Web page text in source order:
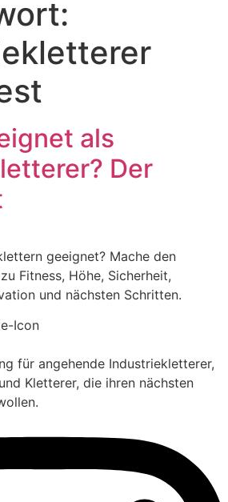
als
Der
geeignet? Mache den
Fitness, Höhe, Sicherheit,
und nächsten Schritten.
für angehende Industriekletterer,
Kletterer, die ihren nächsten